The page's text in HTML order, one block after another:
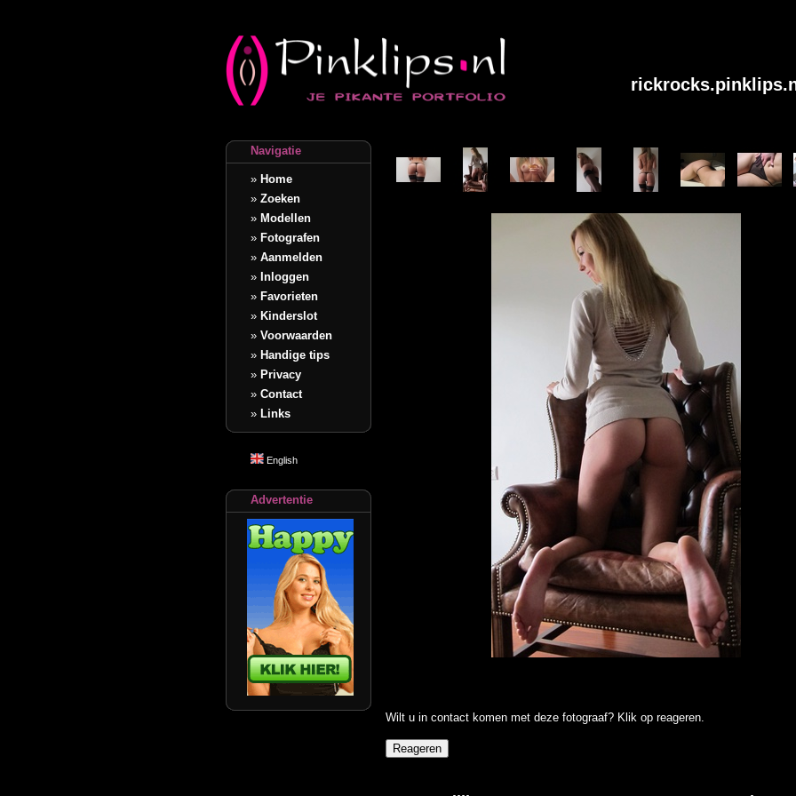
Navigatie
» Home
» Zoeken
» Modellen
» Fotografen
» Aanmelden
» Inloggen
» Favorieten
» Kinderslot
» Voorwaarden
» Handige tips
» Privacy
» Contact
» Links
English
Advertentie
Wilt u in contact komen met deze fotograaf? Klik op reageren.